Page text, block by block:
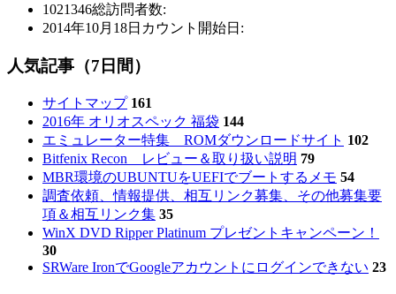
1021346総訪問者数:
2014年10月18日 カウント開始日:
人気記事（7日間）
サイトマップ 161
2016年 オリオスペック 福袋 144
エミュレーター特集 ROMダウンロードサイト 102
Bitfenix Recon レビュー＆取り扱い説明 79
MBR環境のUBUNTUをUEFIでブートするメモ 54
調査依頼、情報提供、相互リンク募集、その他募集要
項＆相互リンク集 35
WinX DVD Ripper Platinum プレゼントキャンペーン！
30
SRWare IronでGoogleアカウントにログインできない 23